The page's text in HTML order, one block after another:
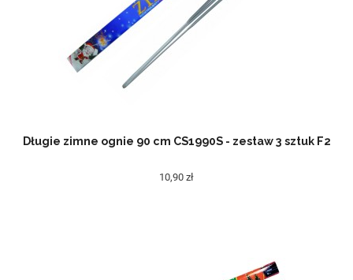
Długie zimne ognie 90 cm CS1990S - zestaw 3 sztuk F2
10,90 zł